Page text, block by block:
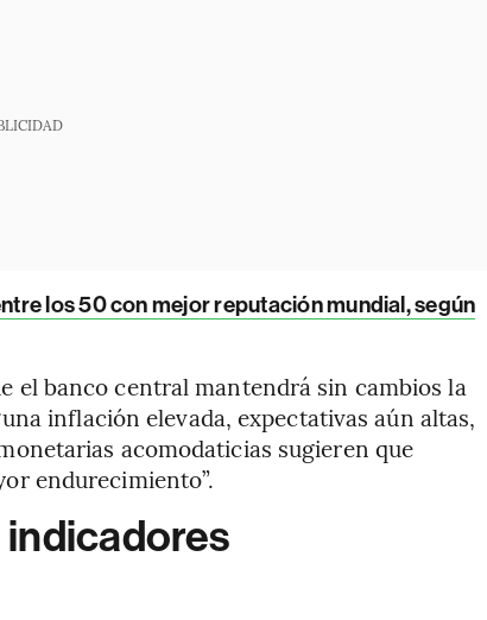
los 50 con mejor reputación mundial, según
el banco central mantendrá sin cambios la
inflación elevada, expectativas aún altas,
acomodaticias sugieren que
endurecimiento”.